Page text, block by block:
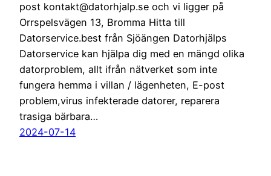
post kontakt@datorhjalp.se och vi ligger på
Orrspelsvägen 13, Bromma Hitta till
Datorservice.best från Sjöängen Datorhjälps
Datorservice kan hjälpa dig med en mängd olika
datorproblem, allt ifrån nätverket som inte
fungera hemma i villan / lägenheten, E-post
problem,virus infekterade datorer, reparera
trasiga bärbara…
2024-07-14